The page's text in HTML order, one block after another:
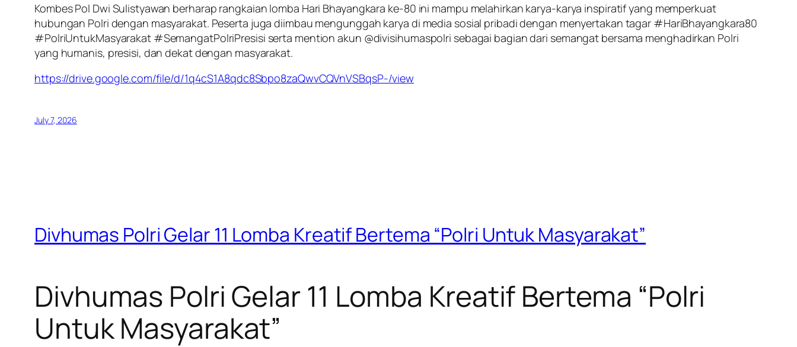
Kombes Pol Dwi Sulistyawan berharap rangkaian lomba Hari Bhayangkara ke-80 ini mampu melahirkan karya-karya inspiratif yang memperkuat
hubungan Polri dengan masyarakat. Peserta juga diimbau mengunggah karya di media sosial pribadi dengan menyertakan tagar #HariBhayangkara80
#PolriUntukMasyarakat #SemangatPolriPresisi serta mention akun @divisihumaspolri sebagai bagian dari semangat bersama menghadirkan Polri
yang humanis, presisi, dan dekat dengan masyarakat.
https://drive.google.com/file/d/1q4cS1A8qdc8Sbpo8zaQwvCQVnVSBqsP-/view
July 7, 2026
Divhumas Polri Gelar 11 Lomba Kreatif Bertema “Polri Untuk Masyarakat”
Divhumas Polri Gelar 11 Lomba Kreatif Bertema “Polri
Untuk Masyarakat”